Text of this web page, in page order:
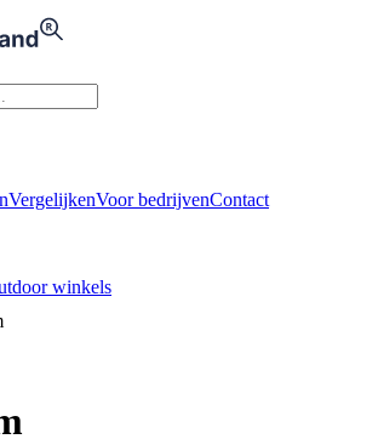
VergelijkenVoor bedrijvenContact
winkels